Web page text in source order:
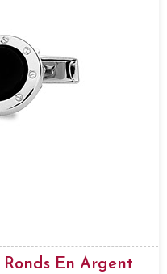
En Argent